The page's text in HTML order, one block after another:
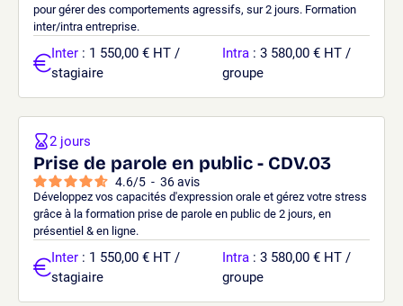
pour gérer des comportements agressifs, sur 2 jours. Formation
inter/intra entreprise.
Inter : 1 550,00 € HT /
stagiaire
Intra : 3 580,00 € HT /
groupe
Prise de parole en public - CDV.03
4.6/5 - 36avis
Développez vos capacités d'expression orale et gérez votre stress
grâce à la formation prise de parole en public de 2 jours, en
présentiel & en ligne.
2 jours
Inter : 1 550,00 € HT /
stagiaire
Intra : 3 580,00 € HT /
groupe